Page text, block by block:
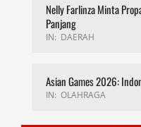
Nelly Farlinza Minta
Panjang
IN: DAERAH
Asian Games 2026:
IN: OLAHRAGA